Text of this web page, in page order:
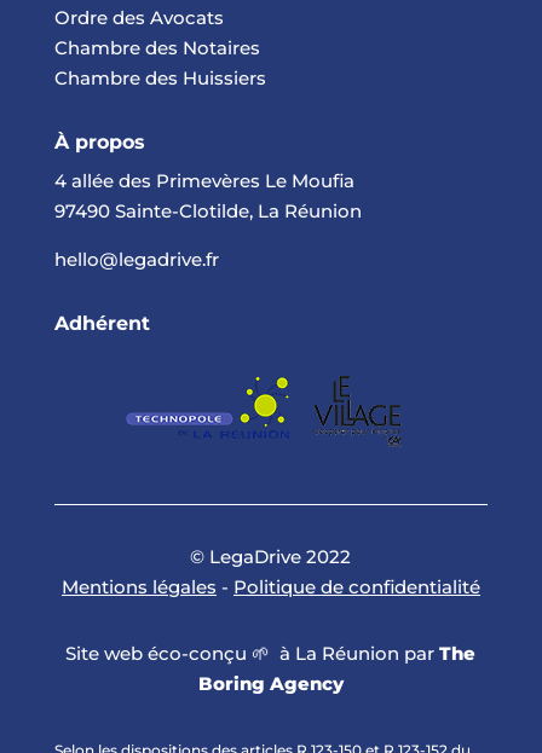
Ordre des Avocats
Chambre des Notaires
Chambre des Huissiers
À propos
4 allée des Primevères Le Moufia
97490 Sainte-Clotilde, La Réunion
hello@legadrive.fr
Adhérent
© LegaDrive 2022
Mentions légales - Politique de confidentialité
Site web éco-conçu 🌱 à La Réunion parThe
Boring Agency